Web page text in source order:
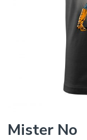
Mister No